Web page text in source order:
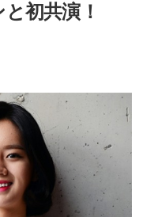
初共演！